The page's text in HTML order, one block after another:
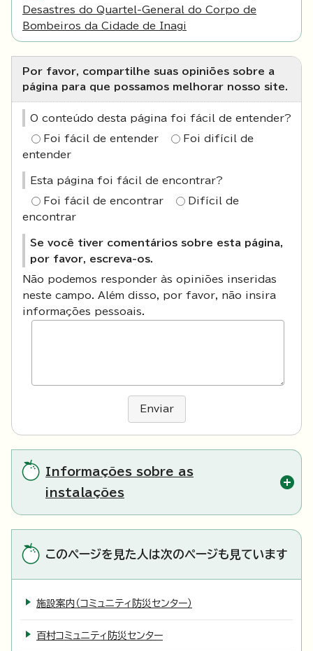
Desastres do Quartel-General do Corpo de
Bombeiros da Cidade de Inagi
Por favor, compartilhe suas opiniões sobre a
página para que possamos melhorar nosso site.
O conteúdo desta página foi fácil de entender?
Foi fácil de entender
Foi difícil de
entender
Esta página foi fácil de encontrar?
Foi fácil de encontrar
Difícil de
encontrar
Se você tiver comentários sobre esta página,
por favor, escreva-os.
Não podemos responder às opiniões inseridas
neste campo. Além disso, por favor, não insira
informações pessoais.
Enviar
Informações sobre as
instalações
このページを見た人は次のページも見ています
施設案内（コミュニティ防災センター）
百村コミュニティ防災センター